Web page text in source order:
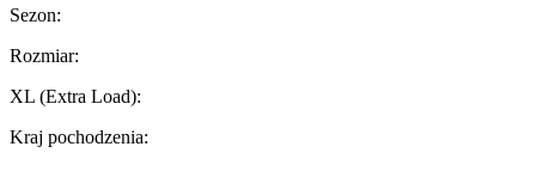
Sezon:
Rozmiar:
XL (Extra Load):
Kraj pochodzenia: